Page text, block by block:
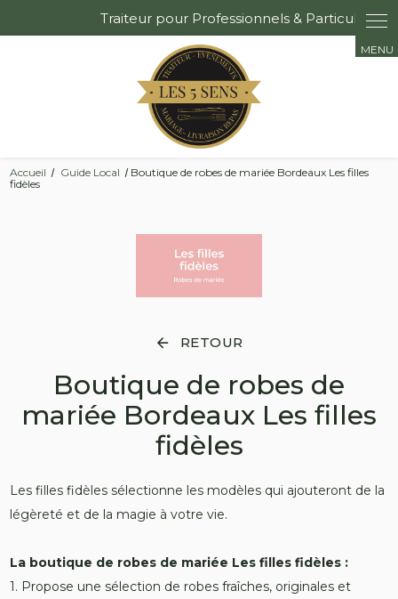
Accueil Guide Local
Boutique de robes de mariée Bordeaux Les filles
fidèles
RETOUR
Boutique de robes de
mariée Bordeaux Les filles
fidèles
Les filles fidèles sélectionne les modèles qui ajouteront de la
légèreté et de la magie à votre vie.
La boutique de robes de mariée Les filles fidèles :
1. Propose une sélection de robes fraîches, originales et